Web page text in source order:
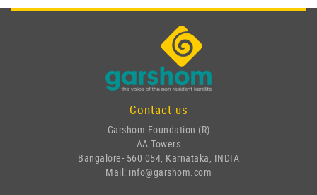
Contact us
Garshom Foundation (R)
AA Towers
Bangalore- 560 054, Karnataka, INDIA
Mail: info@garshom.com